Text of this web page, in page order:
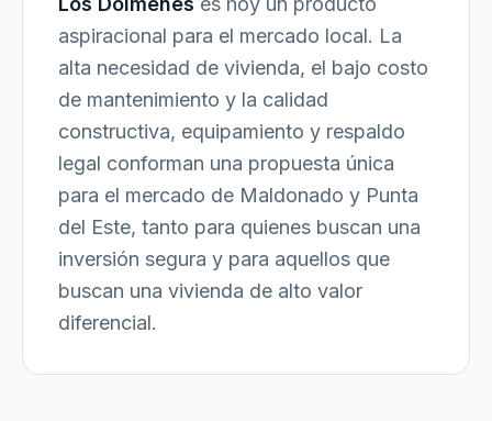
aspiracional para el mercado local. La
alta necesidad de vivienda, el bajo costo
de mantenimiento y la calidad
constructiva, equipamiento y respaldo
legal conforman una propuesta única
para el mercado de Maldonado y Punta
del Este, tanto para quienes buscan una
inversión segura y para aquellos que
buscan una vivienda de alto valor
diferencial.